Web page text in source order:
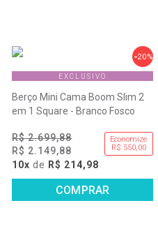
20%
EXCLUSIVO
Berço Mini Cama Boom Slim 2
em 1 Square - Branco Fosco
R$ 2.699,88
R$ 2.149,88
Economize
R$ 550,00
10x de R$ 214,98
COMPRAR